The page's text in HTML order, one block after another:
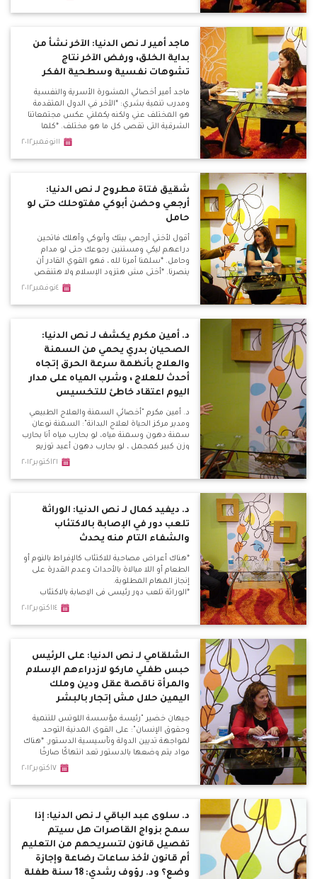
الشعب الذين لا يملكون العلم
ماجد أمير لـ نص الدنيا: الآخر نشأ من
بداية الخلق، ورفض الآخر نتاج
تشوهات نفسية وسطحية الفكر
ماجد أمير أخصائي المشورة الأسرية والنفسية
ومدرب تنمية بشري: *الآخر في الدول المتقدمة
هو المختلف عني ولكنه يكملني عكس مجتمعاتنا
الشرقية التي تقصي كل ما هو مختلف. *كلما
أتسع المرء في ثقافته وإطلاعه كلما زادت مساحة
١١نوفمبر٢٠١٢
شقيق فتاة مطروح لـ نص الدنيا:
أرجعي وحضن أبوكي مفتوحلك حتى لو
حامل
أقول لأختي أرجعي بيتك وأبوكي وأهلك فاتحين
دراعهم ليكي ومستنين رجوعك حتى لو مدام
وحامل. *سلمنا أمرنا لله ، فهو القوي القادر أن
ينصرنا. *أختي مش هتزود الإسلام ولا هتنقص
المسيحية ... أقول للسلفيين رجعوها وجاهدوا
بنت من حضن أهلها. الداعية الإسلامي حسن
بيحصل من السلفيين دة.
٤نوفمبر٢٠١٢
د. أمين مكرم يكشف لـ نص الدنيا:
الصحيان بدري يحمي من السمنة
والعلاج بأنظمة سرعة الحرق إتجاه
أحدث للعلاج ، وشرب المياه على مدار
اليوم اعتقاد خاطئ للتخسيس
د. أمين مكرم "أخصائي السمنة والعلاج الطبيعي
ومدير مركز الحياة لعلاج البدانة": السمنة نوعان
سمنة دهون وسمنة مياه، لو بحارب مياه أنا بحارب
وزن كبير كمجمل ، لو بحارب دهون أعيد توزيع
الدهون الموزعة بشكل خاطئ. *زيادة الوزن من
إذا تعدى الـ 30 فإنه يعاني سمنة مفرطة، إذا تعدى
٢١اكتوبر٢٠١٢
د. ديفيد كمال لـ نص الدنيا: الوراثة
تلعب دور في الإصابة بالاكتئاب
والشفاء التام منه يحدث
*هناك أعراض مصاحبة للاكتئاب كالإفراط بالنوم أو
الطعام أو اللا مبالاة بالأحداث وعدم القدرة على
إنجاز المهام المطلوبة.
*الوراثة تلعب دور رئيسي في الإصابة بالاكتئاب
والسلوكي يستخدم في علاج الاكتئاب العرضي ،
١٤اكتوبر٢٠١٢
الشلقامي لـ نص الدنيا: على الرئيس
حبس طفلي ماركو لازدراءهم الإسلام
والمرأة ناقصة عقل ودين وملك
اليمين حلال مش إتجار بالبشر
جيهان خضير "رئيسة مؤسسة اللوتس للتنمية
وحقوق الإنسان": على القوى المدنية التوحد
لمواجهة تديين الدولة وتأسيسية الدستور. *هناك
مواد يتم وضعها بالدستور تعد انتهاكًا صارخًا
لحقوق المرأة والطفل. *أسامة عثمان "عضو
الإسلام في شيء.
٧اكتوبر٢٠١٢
د. سلوى عبد الباقي لـ نص الدنيا: إذا
سمح بزواج القاصرات هل سيتم
تفصيل قانون لتسريحهم من التعليم
أم قانون لأخذ ساعات رضاعة وإجازة
وضع؟ ود. رؤوف رشدي: 18 سنة طفلة